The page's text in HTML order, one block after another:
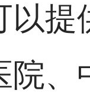
以提
院、